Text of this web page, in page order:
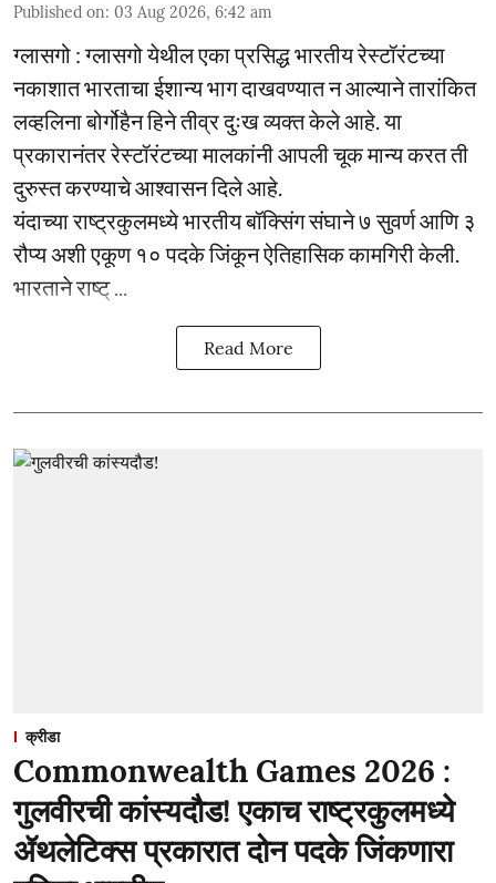
Published on: 03 Aug 2026, 6:42 am
ग्लासगो : ग्लासगो येथील एका प्रसिद्ध भारतीय रेस्टॉरंटच्या
नकाशात भारताचा ईशान्य भाग दाखवण्यात न आल्याने तारांकित
लव्हलिना बोर्गोहैन हिने तीव्र दुःख व्यक्त केले आहे. या
प्रकारानंतर रेस्टॉरंटच्या मालकांनी आपली चूक मान्य करत ती
दुरुस्त करण्याचे आश्वासन दिले आहे.
यंदाच्या राष्ट्रकुलमध्ये भारतीय बॉक्सिंग संघाने ७ सुवर्ण आणि ३
रौप्य अशी एकूण १० पदके जिंकून ऐतिहासिक कामगिरी केली.
भारताने राष्ट् ...
Read More
क्रीडा
Commonwealth Games 2026 :
गुलवीरची कांस्यदौड! एकाच राष्ट्रकुलमध्ये
ॲथलेटिक्स प्रकारात दोन पदके जिंकणारा